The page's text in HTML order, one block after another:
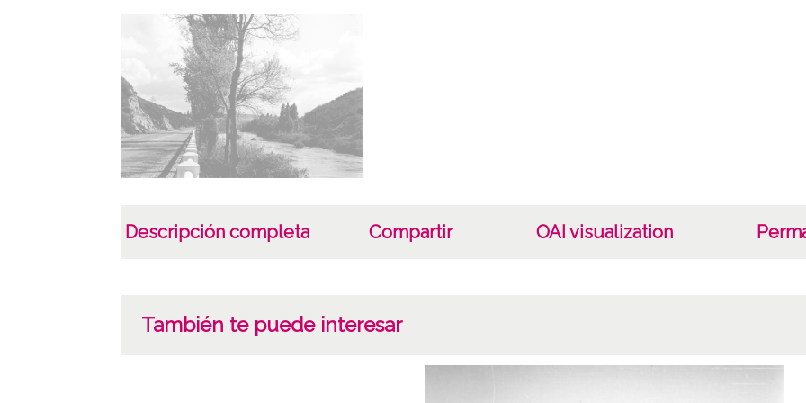
R.
Descripción completa Compartir OAI visualization
También te puede interesar